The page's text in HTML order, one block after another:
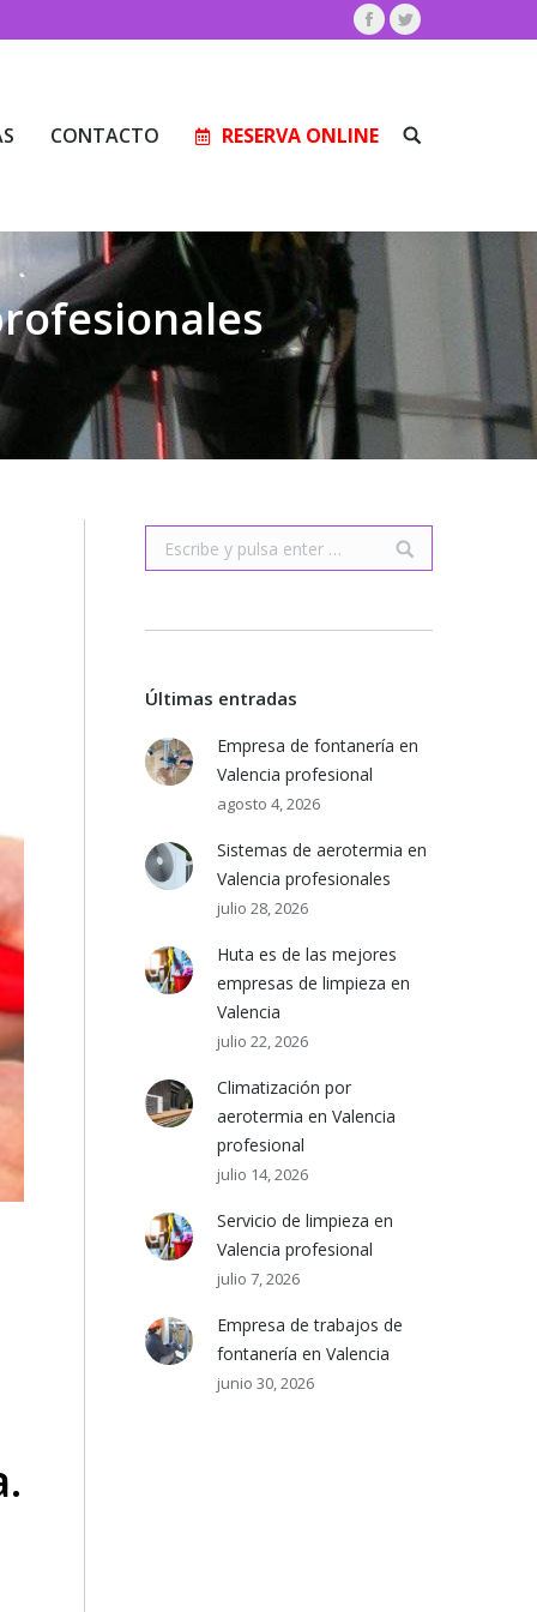
Facebook
Twitter
CONTACTO RESERVA ONLINE Buscar:
Buscar:
Últimas entradas
Empresa de fontanería en
Valencia profesional
agosto 4, 2026
Sistemas de aerotermia en
Valencia profesionales
julio 28, 2026
Huta es de las mejores
empresas de limpieza en
Valencia
julio 22, 2026
Climatización por
aerotermia en Valencia
profesional
julio 14, 2026
Servicio de limpieza en
Valencia profesional
julio 7, 2026
Empresa de trabajos de
fontanería en Valencia
junio 30, 2026